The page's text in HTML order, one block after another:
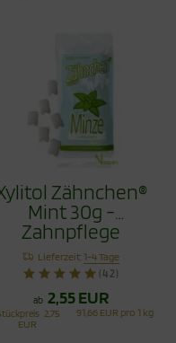
Zähnchen®
Mint 30g -
Zahnpflege
Bonbons
Lieferzeit:1-4 Tage
(42)
ab 2,55 EUR
2,75
EUR
91,66 EUR pro 1 kg